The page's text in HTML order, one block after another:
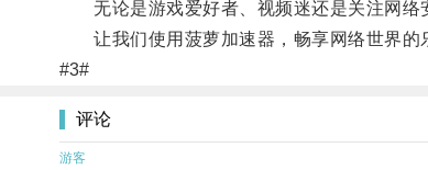
无论是游戏爱好者、视频迷还是关注网络
让我们使用菠萝加速器，畅享网络世界的
#3#
评论
游客